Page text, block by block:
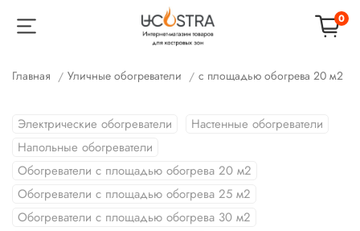
0
Главная Уличные обогреватели с площадью обогрева 20 м2
Электрические обогреватели
Настенные обогреватели
Напольные обогреватели
Обогреватели с площадью обогрева 20 м2
Обогреватели с площадью обогрева 25 м2
Обогреватели с площадью обогрева 30 м2